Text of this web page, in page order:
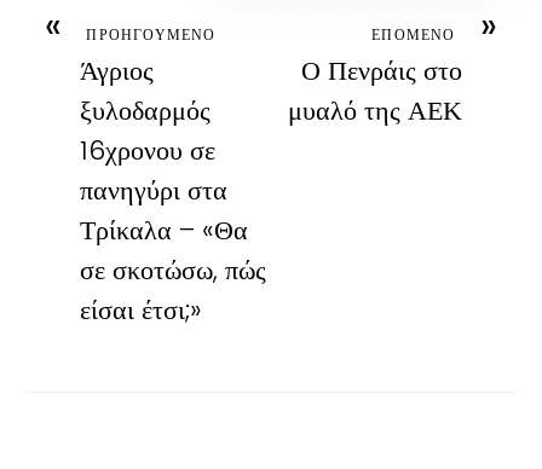
« ΠΡΟΗΓΟΥΜΕΝΟ
Άγριος
ξυλοδαρμός
16χρονου σε
πανηγύρι στα
Τρίκαλα – «Θα
σε σκοτώσω, πώς
είσαι έτσι;»
»
ΕΠΟΜΕΝΟ
Ο Πενράις στο
μυαλό της ΑΕΚ